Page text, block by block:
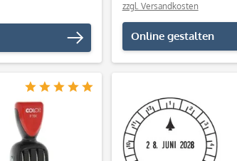
zzgl. Versandkosten
Online gestalten